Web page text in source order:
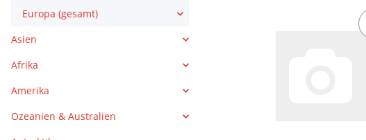
Europa (gesamt)
Asien
Afrika
Amerika
Ozeanien & Australien